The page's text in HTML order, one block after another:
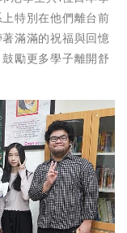
特別在他們離台前
滿滿的祝福與回憶
勵更多學子離開舒